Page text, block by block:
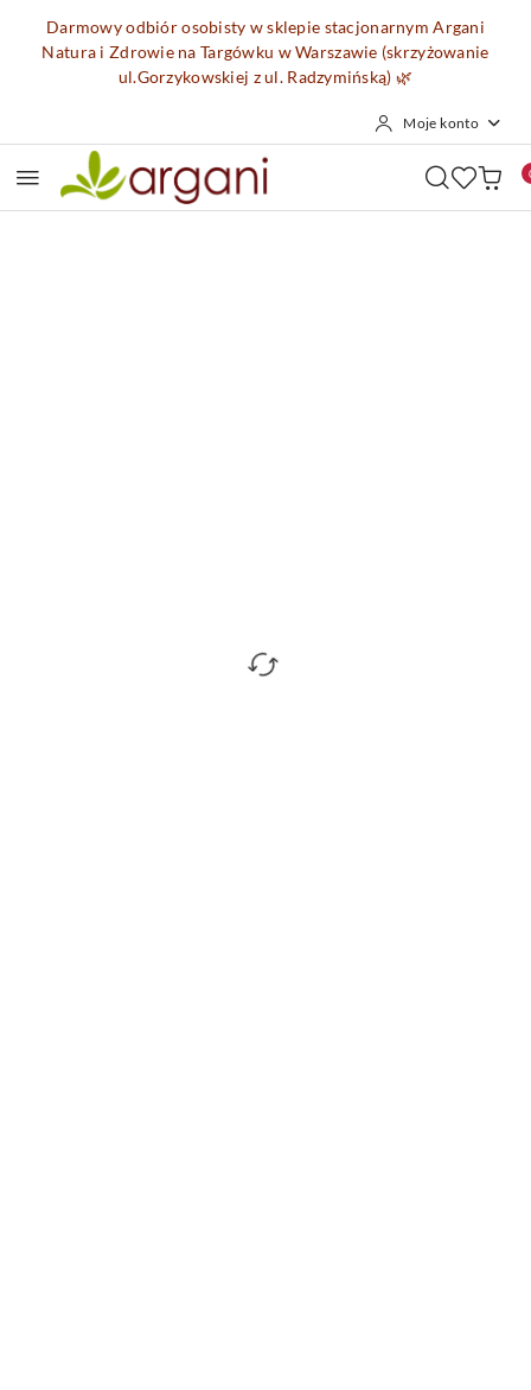
Przejdź do treści głównej
Przejdź do wyszukiwarki
Przejdź do moje konto
Przejdź do menu głównego
Przejdź do opisu produktu
Przejdź do stopki
Darmowy odbiór osobisty w sklepie stacjonarnym Argani
Natura i Zdrowie na Targówku w Warszawie (skrzyżowanie
ul.Gorzykowskiej z ul. Radzymińską) 🌿
Moje konto